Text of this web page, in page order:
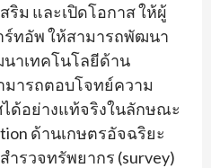
ริม และเปิดโอกาส ให้ผู้
ร์ทอัพ ให้สามารถพัฒนา
าเทคโนโลยีด้าน
ารถตอบโจทย์ความ
ด้อย่างแท้จริงในลักษณะ
ด้านเกษตรอัจฉริยะ
ำรวจทรัพยากร (survey)